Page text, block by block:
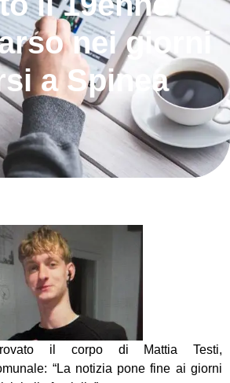
nei giorni
a Spinea
il corpo di Mattia Testi,
“La notizia pone fine ai giorni